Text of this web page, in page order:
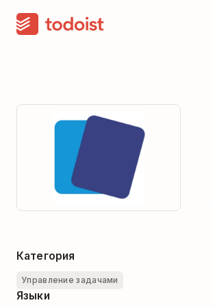
Категория
Управление задачами
Языки